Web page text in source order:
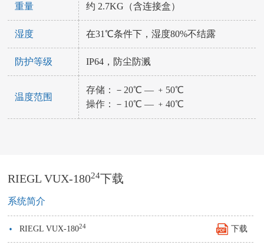
重量 约 2.7KG（含连接盒）
湿度 在31℃条件下，湿度80%不结露
防护等级 IP64，防尘防溅
温度范围
存储：－20℃ — ﹢50℃
操作：－10℃ — ﹢40℃
RIEGL VUX-18024下载
系统简介
· RIEGL VUX-18024 下载